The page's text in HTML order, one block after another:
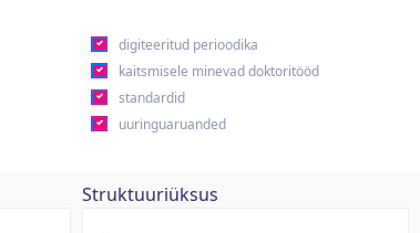
digiteeritud perioodika
kaitsmisele minevad doktoritööd
standardid
uuringuaruanded
Struktuuriüksus